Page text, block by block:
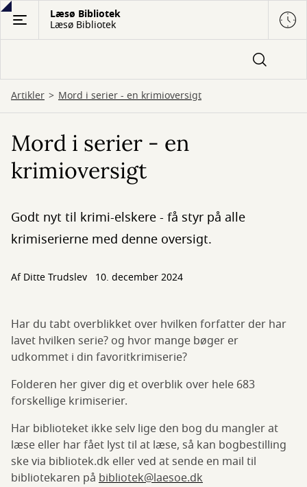
Gå
hovedindhold
Læsø Bibliotek
Læsø Bibliotek
Artikler Mord i serier - en krimioversigt
Mord i serier - en
krimioversigt
Godt nyt til krimi-elskere - få styr på alle
krimiserierne med denne oversigt.
AfDitte Trudslev 10. december 2024
Har du tabt overblikket over hvilken forfatter der har
lavet hvilken serie? og hvor mange bøger er
udkommet i din favoritkrimiserie?
Folderen her giver dig et overblik over hele 683
forskellige krimiserier.
Har biblioteket ikke selv lige den bog du mangler at
læse eller har fået lyst til at læse, så kan bogbestilling
ske via bibliotek.dk eller ved at sende en mail til
bibliotekaren på bibliotek@laesoe.dk